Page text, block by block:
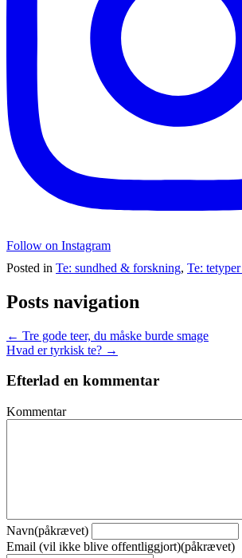
Follow on Instagram
Posted in Te: sundhed & forskning, Te:
Posts navigation
← Tre gode teer, du måske burde smage
Hvad er tyrkisk te? →
Efterlad en kommentar
Kommentar
Navn(påkrævet)
Email (vil ikke blive offentliggjort)(påkrævet)